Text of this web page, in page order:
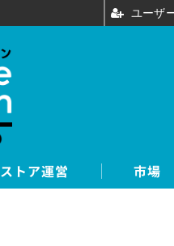
ストア運営 市場
ユーザ